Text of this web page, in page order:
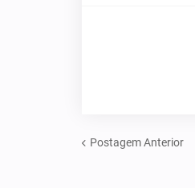
Postagem Anterior